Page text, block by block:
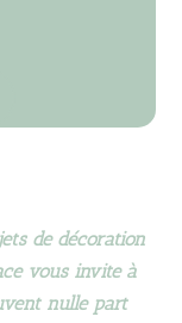
de décoration
vous invite à
nulle part